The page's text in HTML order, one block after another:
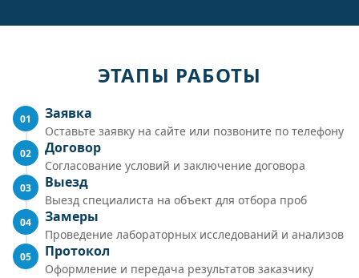
ЭТАПЫ РАБОТЫ
01 Заявка
Оставьте заявку на сайте или позвоните по телефону
02 Договор
Согласование условий и заключение договора
03 Выезд
Выезд специалиста на объект для отбора проб
04 Замеры
Проведение лабораторных исследований и анализов
05 Протокол
Оформление и передача результатов заказчику